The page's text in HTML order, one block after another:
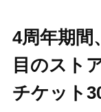
4周年期間
目のスト
チケット